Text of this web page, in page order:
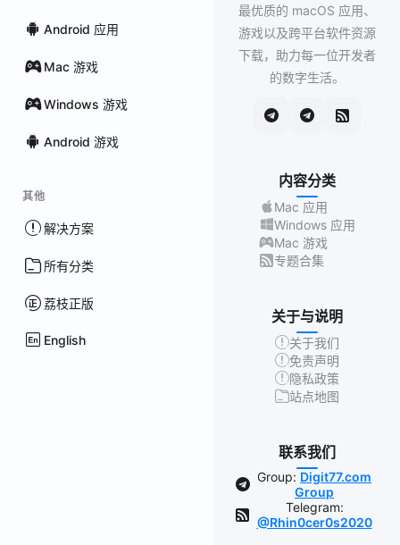
Android 应用
Mac 游戏
Windows 游戏
Android 游戏
其他
解决方案
所有分类
荔枝正版
English
最优质的 macOS 应用、
游戏以及跨平台软件资源
下载，助力每一位开发者
的数字生活。
内容分类
Mac 应用
Windows 应用
Mac 游戏
专题合集
关于与说明
关于我们
免责声明
隐私政策
站点地图
联系我们
Group: Digit77.com
Group
Telegram:
@Rhin0cer0s2020